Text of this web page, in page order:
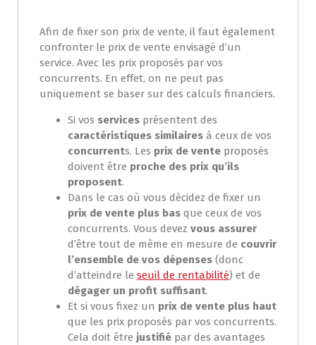
Afin de fixer son prix de vente, il faut également
confronter le prix de vente envisagé d’un
service. Avec les prix proposés par vos
concurrents. En effet, on ne peut pas
uniquement se baser sur des calculs financiers.
Si vos services présentent des
caractéristiques similaires à ceux de vos
concurrents. Les prix de vente proposés
doivent être proche des prix qu’ils
proposent.
Dans le cas où vous décidez de fixer un
prix de vente plus bas que ceux de vos
concurrents. Vous devez vous assurer
d’être tout de même en mesure de couvrir
l’ensemble de vos dépenses (donc
d’atteindre le seuil de rentabilité) et de
dégager un profit suffisant.
Et si vous fixez un prix de vente plus haut
que les prix proposés par vos concurrents.
Cela doit être justifié par des avantages